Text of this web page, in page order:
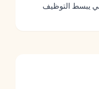
يبسط التوظيف